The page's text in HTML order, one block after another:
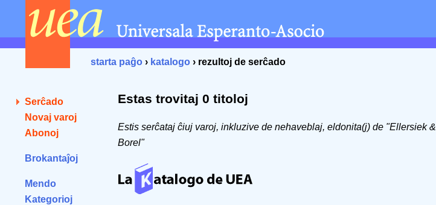
starta paĝo › katalogo › rezultoj de serĉado
Serĉado
Novaj varoj
Abonoj
Brokantaĵoj
Mendo
Kategorioj
Estas trovitaj 0 titoloj
Estis serĉataj ĉiuj varoj, inkluzive de nehaveblaj, eldonita(j) de "Ellersiek &
Borel"